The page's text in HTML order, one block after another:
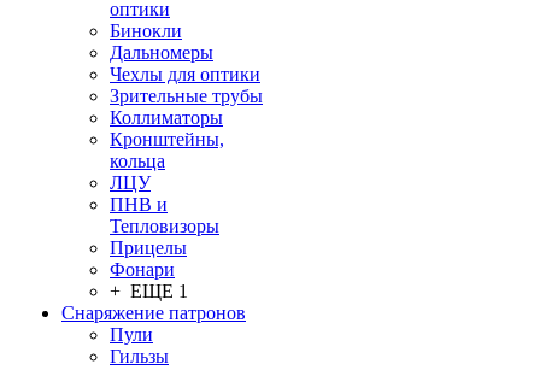
оптики
Бинокли
Дальномеры
Чехлы для оптики
Зрительные трубы
Коллиматоры
Кронштейны,
кольца
ЛЦУ
ПНВ и
Тепловизоры
Прицелы
Фонари
+ ЕЩЕ 1
Снаряжение патронов
Пули
Гильзы